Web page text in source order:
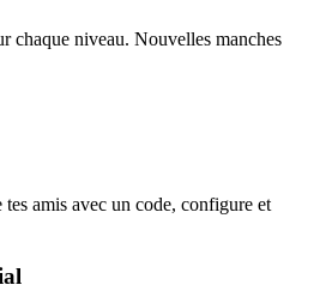
chaque niveau. Nouvelles manches
amis avec un code, configure et